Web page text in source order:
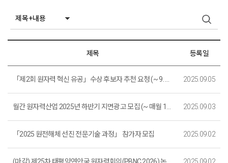
제목 등록일
「제2회 원자력 혁신 유공」수상 후보자 추천 요청 (~ 9. 26. 18:00)_신청마감 2025.09.05
월간 원자력산업 2025년 하반기 지면광고 모집 (~ 매월 10일) 2025.09.03
「2025 원전해체 선진 전문기술 과정」 참가자 모집 2025.09.02